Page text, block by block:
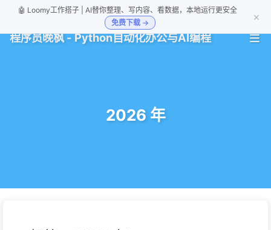
🤖 Loomy工作搭子 | AI替你整理、写内容、看数据，本地运行更安全
免费下载 →
×
程序员晚枫 - Python自动化办公与AI编程
2026 年